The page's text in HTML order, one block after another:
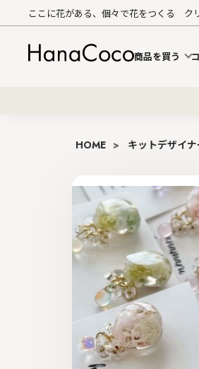
ここに花がある、個々で花をつくる ク
商品を買う
HOME > キットデザイ